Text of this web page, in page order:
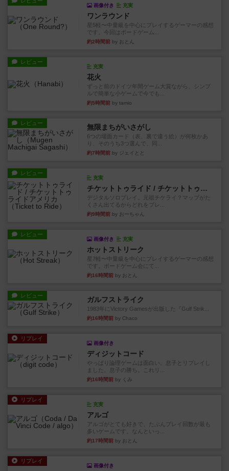
画像付き 充実
ワンラウンド
星5軽〜中量級を中心にプレイするゲーマーの感想
です。今回はボードゲーム...
約2時間前 by おとん
レビュー
充実
花火
ずっと前のドイツ年間ゲーム大賞ながら、シンプ
ルで簡単な小ゲームで今でも...
約5時間前 by tamio
レビュー 無限まちがいさがし
6つの場面カード（表、裏で違う絵）が何枚かあ
り、そのうち3つ選んで、同...
約7時間前 by ジェイとと
レビュー
充実
チケットトゥライド / チケットトゥライドアメリカ
デジタルソロプレイ。元祖チケライ？マップがた
くさん出てるからどれをプレ...
約9時間前 by おーちゃん
レビュー
画像付き 充実
ホットストリーク
星7軽〜中量級を中心にプレイするゲーマーの感想
です。ボードゲーム会にて...
約16時間前 by おとん
レビュー ガルフストライク
1983年にVictory Gamesが出版した『Gulf Strik...
約16時間前 by Chaco
リプレイ
画像付き
ディジットコード
やっぱり論理ゲームは面白い。息子とリプレイし
ました。息子の勝ち。これリ...
約16時間前 by くみ
リプレイ
充実
アルゴ
アルゴがとても好きで、たぶんプレイ回数が最も
多いゲームです。なんといっ...
約17時間前 by おとん
リプレイ
画像付き